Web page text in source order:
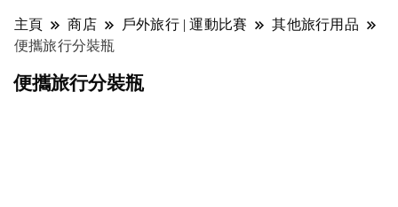
主頁 商店 戶外旅行 | 運動比賽
其他旅行用品
便攜旅行分裝瓶
便攜旅行分裝瓶